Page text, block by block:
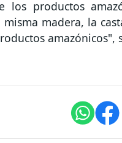
productos
madera, la
amazónicos",